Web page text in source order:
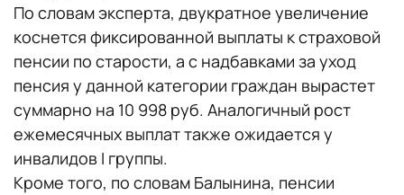
По словам эксперта, двукратное увеличение
коснется фиксированной выплаты к страховой
пенсии по старости, а с надбавками за уход
пенсия у данной категории граждан вырастет
суммарно на 10 998 руб. Аналогичный рост
ежемесячных выплат также ожидается у
инвалидов I группы.
Кроме того, по словам Балынина, пенсии